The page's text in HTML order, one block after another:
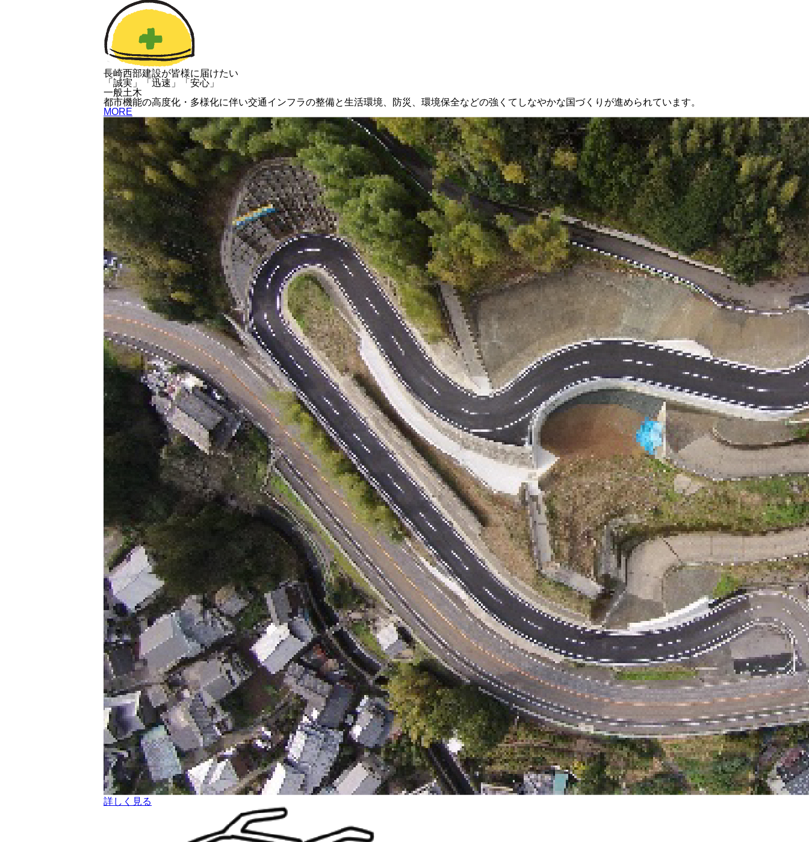
長崎西部建設が皆様に届けたい
「誠実」「迅速」「安心」
一般土木
都市機能の高度化・多様化に伴い交通インフラの整備と生活環境、防災、環境保全などの強くてしなやかな国づくりが進められています。
MORE
詳しく見る